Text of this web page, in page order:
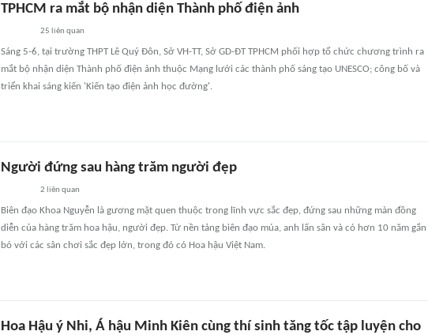
TPHCM ra mắt bộ nhận diện Thành phố điện ảnh
25 liên quan
Sáng 5-6, tại trường THPT Lê Quý Đôn, Sở VH-TT, Sở GD-ĐT TPHCM phối hợp tổ chức chương trình ra
mắt bộ nhận diện Thành phố điện ảnh thuộc Mạng lưới các thành phố sáng tạo UNESCO; công bố và
triển khai sáng kiến 'Kiến tạo điện ảnh học đường'.
Người đứng sau hàng trăm người đẹp
2 liên quan
Biên đạo Khoa Nguyễn là gương mặt quen thuộc trong lĩnh vực sắc đẹp, đứng sau những màn đồng
diễn của hàng trăm hoa hậu, người đẹp. Từ nền tảng biên đạo múa, anh lấn sân và có hơn 10 năm gắn
bó với các sân chơi sắc đẹp lớn, trong đó có Hoa hậu Việt Nam.
Hoa Hậu ý Nhi, Á hậu Minh Kiên cùng thí sinh tăng tốc tập luyện cho